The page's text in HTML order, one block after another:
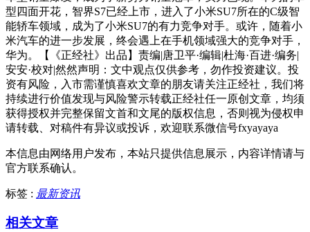
型四面开花，智界S7已经上市，进入了小米SU7所在的C级智
能轿车领域，成为了小米SU7的有力竞争对手。或许，随着小
米汽车的进一步发展，终会遇上在手机领域强大的竞争对手，
华为。【《正经社》出品】责编|唐卫平·编辑|杜海·百进·编务|
安安·校对|然然声明：文中观点仅供参考，勿作投资建议。投
资有风险，入市需谨慎喜欢文章的朋友请关注正经社，我们将
持续进行价值发现与风险警示转载正经社任一原创文章，均须
获得授权并完整保留文首和文尾的版权信息，否则视为侵权申
请转载、对稿件有异议或投诉，欢迎联系微信号fxyayaya
本信息由网络用户发布， 本站只提供信息展示，内容详情请与
官方联系确认。
标签 : 最新资讯
相关文章